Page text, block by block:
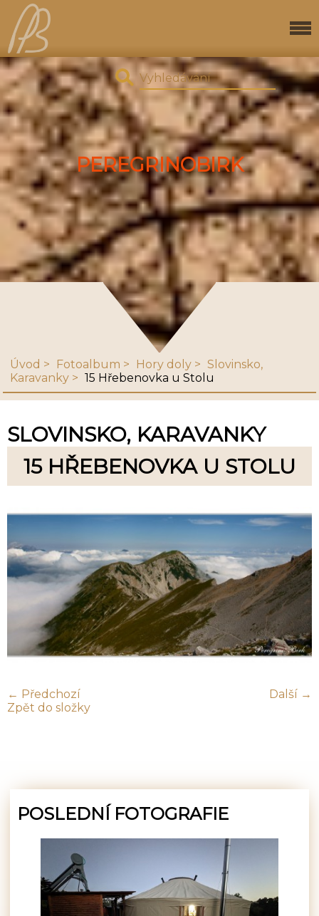
PEREGRINOBIRK
Úvod Fotoalbum Hory doly
Slovinsko,
Karavanky
15 Hřebenovka u Stolu
SLOVINSKO, KARAVANKY
15 HŘEBENOVKA U STOLU
← Předchozí
Další →
Zpět do složky
POSLEDNÍ FOTOGRAFIE